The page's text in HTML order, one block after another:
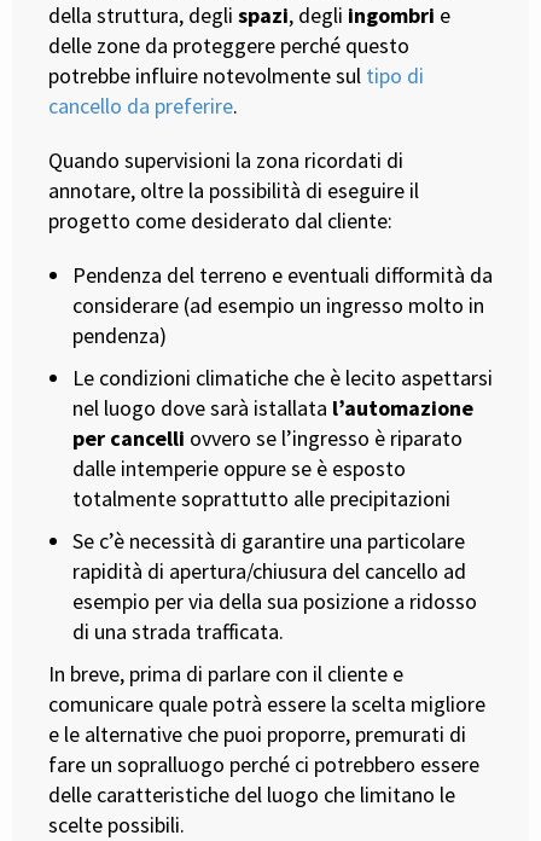
della struttura, degli spazi, degli ingombri e
delle zone da proteggere perché questo
potrebbe influire notevolmente sul tipo di
cancello da preferire.
Quando supervisioni la zona ricordati di
annotare, oltre la possibilità di eseguire il
progetto come desiderato dal cliente:
Pendenza del terreno e eventuali difformità da
considerare (ad esempio un ingresso molto in
pendenza)
Le condizioni climatiche che è lecito aspettarsi
nel luogo dove sarà istallata l’automazione
per cancelli ovvero se l’ingresso è riparato
dalle intemperie oppure se è esposto
totalmente soprattutto alle precipitazioni
Se c’è necessità di garantire una particolare
rapidità di apertura/chiusura del cancello ad
esempio per via della sua posizione a ridosso
di una strada trafficata.
In breve, prima di parlare con il cliente e
comunicare quale potrà essere la scelta migliore
e le alternative che puoi proporre, premurati di
fare un sopralluogo perché ci potrebbero essere
delle caratteristiche del luogo che limitano le
scelte possibili.